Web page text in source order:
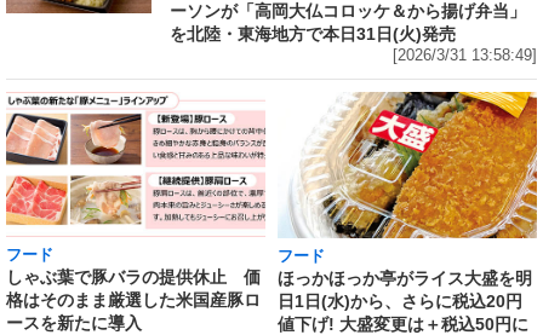
ーソンが「高岡大仏コロッケ＆から揚げ弁当」
を北陸・東海地方で本日31日(火)発売
[2026/3/31 13:58:49]
フード
しゃぶ葉で豚バラの提供休止 価
格はそのまま厳選した米国産豚ロ
ースを新たに導入
フード
ほっかほっか亭がライス大盛を明
日1日(水)から、さらに税込20円
値下げ! 大盛変更は＋税込50円に